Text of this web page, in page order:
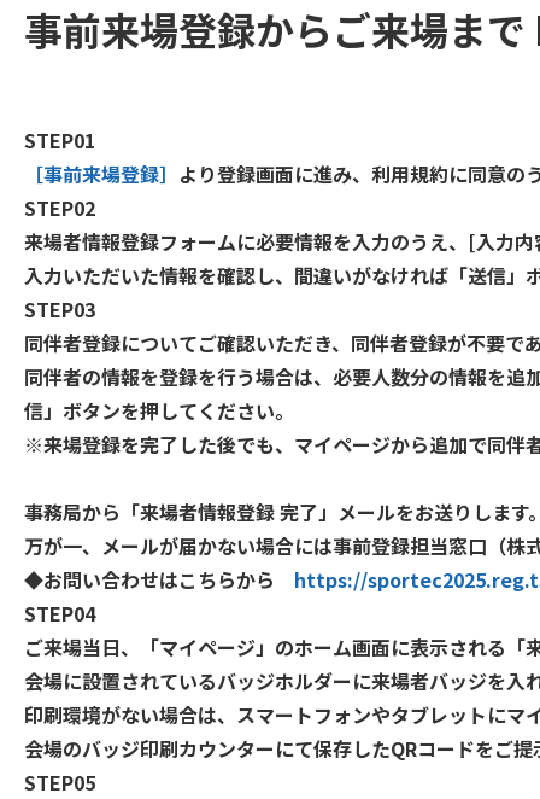
事前来場登録からご来場まで
STEP01
［事前来場登録］ より登録画面に進み、利用規約に同意
STEP02
来場者情報登録フォームに必要情報を入力のうえ、[入力
入力いただいた情報を確認し、間違いがなければ「送信」
STEP03
同伴者登録についてご確認いただき、同伴者登録が不要
同伴者の情報を登録を行う場合は、必要人数分の情報を
信」ボタンを押してください。
※来場登録を完了した後でも、マイページから追加で同伴
事務局から「来場者情報登録 完了」メールをお送りします
万が一、メールが届かない場合には事前登録担当窓口（
◆お問い合わせはこちらから https://
STEP04
ご来場当日、「マイページ」のホーム画面に表示される
会場に設置されているバッジホルダーに来場者バッジを入
印刷環境がない場合は、スマートフォンやタブレットに
会場のバッジ印刷カウンターにて保存したQRコードをご
STEP05